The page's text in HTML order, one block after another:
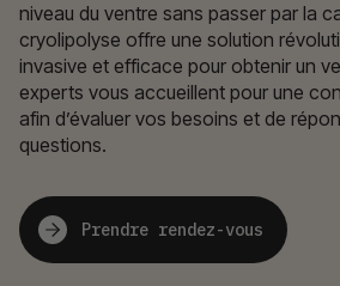
niveau du ventre sans passer par la
cryolipolyse offre une solution
invasive et efficace pour obtenir un
experts vous accueillent pour une
afin d’évaluer vos besoins et de
questions.
Prendre rendez-vous